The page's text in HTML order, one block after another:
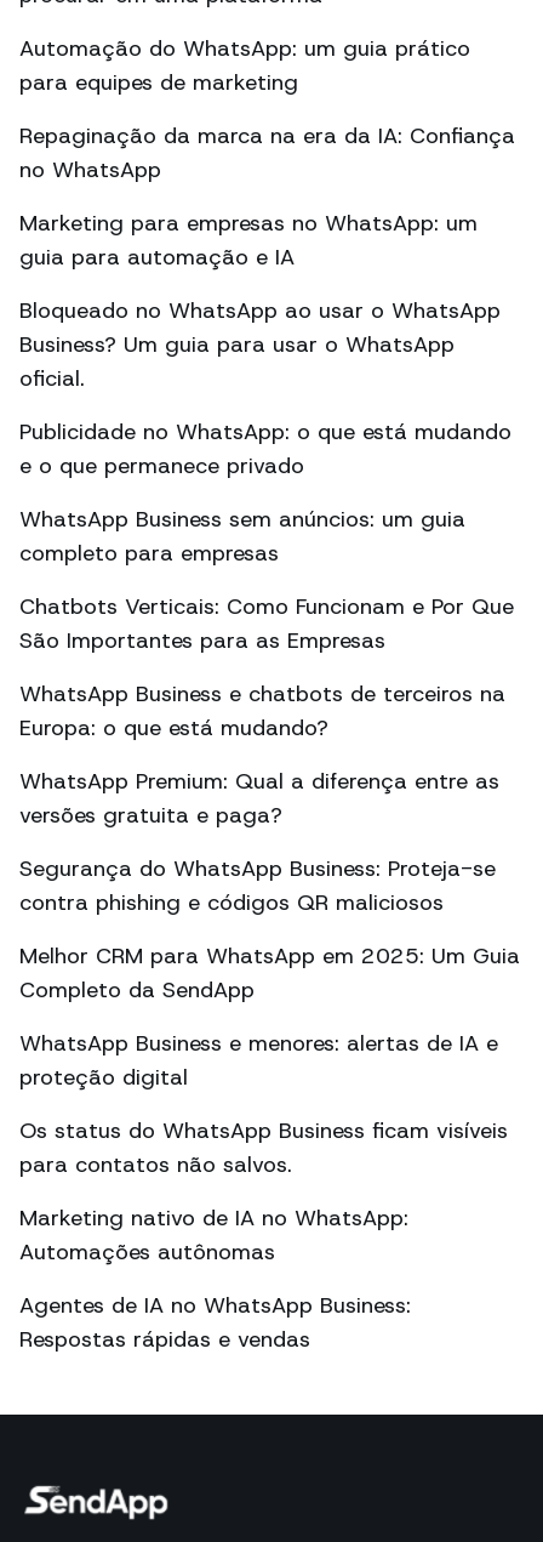
Automação do WhatsApp: um guia prático
para equipes de marketing
Repaginação da marca na era da IA: Confiança
no WhatsApp
Marketing para empresas no WhatsApp: um
guia para automação e IA
Bloqueado no WhatsApp ao usar o WhatsApp
Business? Um guia para usar o WhatsApp
oficial.
Publicidade no WhatsApp: o que está mudando
e o que permanece privado
WhatsApp Business sem anúncios: um guia
completo para empresas
Chatbots Verticais: Como Funcionam e Por Que
São Importantes para as Empresas
WhatsApp Business e chatbots de terceiros na
Europa: o que está mudando?
WhatsApp Premium: Qual a diferença entre as
versões gratuita e paga?
Segurança do WhatsApp Business: Proteja-se
contra phishing e códigos QR maliciosos
Melhor CRM para WhatsApp em 2025: Um Guia
Completo da SendApp
WhatsApp Business e menores: alertas de IA e
proteção digital
Os status do WhatsApp Business ficam visíveis
para contatos não salvos.
Marketing nativo de IA no WhatsApp:
Automações autônomas
Agentes de IA no WhatsApp Business:
Respostas rápidas e vendas